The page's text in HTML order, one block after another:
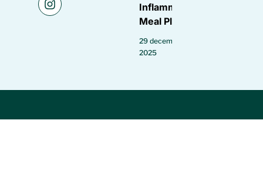
Inflammatory
Meal Plan
29 december
2025